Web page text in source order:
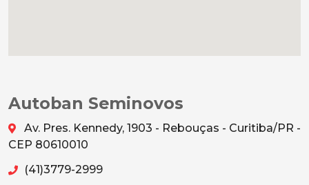
Autoban Seminovos
Av. Pres. Kennedy, 1903 - Rebouças - Curitiba/PR -
CEP 80610010
(41)3779-2999